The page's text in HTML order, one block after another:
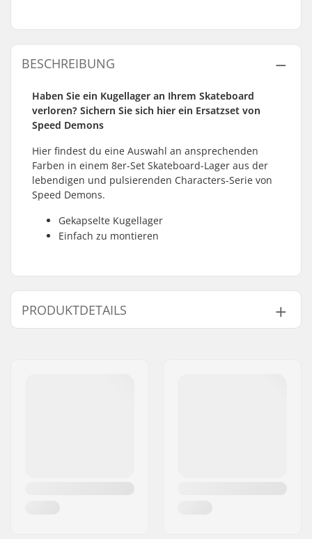
BESCHREIBUNG
Haben Sie ein Kugellager an Ihrem Skateboard
verloren? Sichern Sie sich hier ein Ersatzset von
Speed Demons
Hier findest du eine Auswahl an ansprechenden
Farben in einem 8er-Set Skateboard-Lager aus der
lebendigen und pulsierenden Characters-Serie von
Speed Demons.
Gekapselte Kugellager
Einfach zu montieren
PRODUKTDETAILS